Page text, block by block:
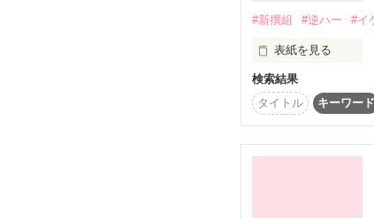
そして…。
「そんな顔された
むちゃくちゃにし
『え、嫌ですけど』
出会いは最悪だっ
#新撰組 #逆ハー #イ
表紙を見る
時は、幕末──
わけあって大奥か
路頭に迷った末
検索結果
タイトル
キーワード